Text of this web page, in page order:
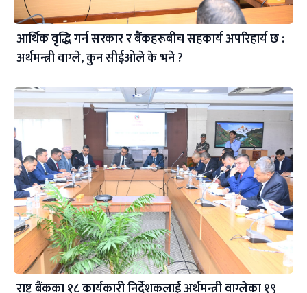
आर्थिक वृद्धि गर्न सरकार र बैंकहरूबीच सहकार्य अपरिहार्य छ :
अर्थमन्त्री वाग्ले, कुन सीईओले के भने ?